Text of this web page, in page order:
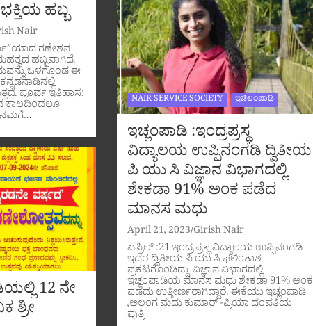
ಹಬ್ಬ
Nair
ಗಣೇಶನ
ಹಬ್ಬವಾಗಿದೆ.
ಒಳಗೊಂಡ ಈ
ಪೂರ್ವ ಇತಿಹಾಸ:
ಕಾಲದಿಂದಲೂ
ನಮಗೆ…
12 ನೇ
ಶ್ರೀ
NAIR SERVICE SOCIETY ಇಚಿಲಂಪಾಡಿ
ಇಚ್ಲಂಪಾಡಿ :ಇಂದ್ರಪ್ರಸ್ಥ
ವಿದ್ಯಾಲಯ ಉಪ್ಪಿನಂಗಡಿ ದ್ವಿತೀಯ
ಪಿ ಯು ಸಿ ವಿಜ್ಞಾನ ವಿಭಾಗದಲ್ಲಿ
ಶೇಕಡಾ 91% ಅಂಕ ಪಡೆದ
ಮಾನಸ ಮಧು
April 21, 2023 Girish Nair
ಏಪ್ರಿಲ್ :21 ಇಂದ್ರಪ್ರಸ್ಥ ವಿದ್ಯಾಲಯ ಉಪ್ಪಿನಂಗಡಿ
ಇದರ ದ್ವಿತೀಯ ಪಿ ಯು ಸಿ ಫಲಿಂತಾಶ
ಪ್ರಕಟಗೊಂಡಿದ್ದು ವಿಜ್ಞಾನ ವಿಭಾಗದಲ್ಲಿ
ಇಚ್ಲಂಪಾಡಿಯ ಮಾನಸ ಮಧು ಶೇಕಡಾ 91% ಅಂಕ
ಪಡೆದು ಉತ್ತೀರ್ಣರಾಗಿದ್ದಾರೆ. ಈಕೆಯು ಇಚ್ಲಂಪಾಡಿ
,ಅಲಂಗ ಮಧು ಕುಮಾರ್ -ಪ್ರಿಯಾ ದಂಪತಿಯ
ಪುತ್ರಿ